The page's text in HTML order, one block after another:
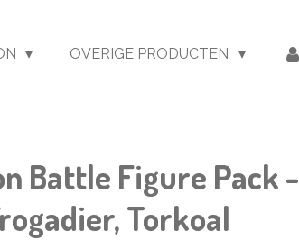
OVERIGE PRODUCTEN
Battle Figure Pack -
Torkoal